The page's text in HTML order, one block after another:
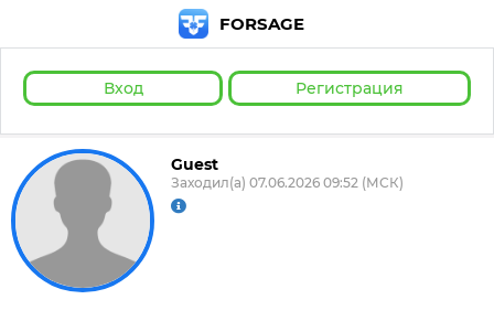
FORSAGE
Вход Регистрация
Guest
Заходил(а) 07.06.2026 09:52 (МСК)